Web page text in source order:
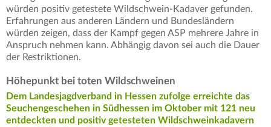
würden positiv getestete Wildschwein-Kadaver gefunden.
Erfahrungen aus anderen Ländern und Bundesländern
würden zeigen, dass der Kampf gegen ASP mehrere Jahre in
Anspruch nehmen kann. Abhängig davon sei auch die Dauer
der Restriktionen.
Höhepunkt bei toten Wildschweinen
Dem Landesjagdverband in Hessen zufolge erreichte das
Seuchengeschehen in Südhessen im Oktober mit 121 neu
entdeckten und positiv getesteten Wildschweinkadavern